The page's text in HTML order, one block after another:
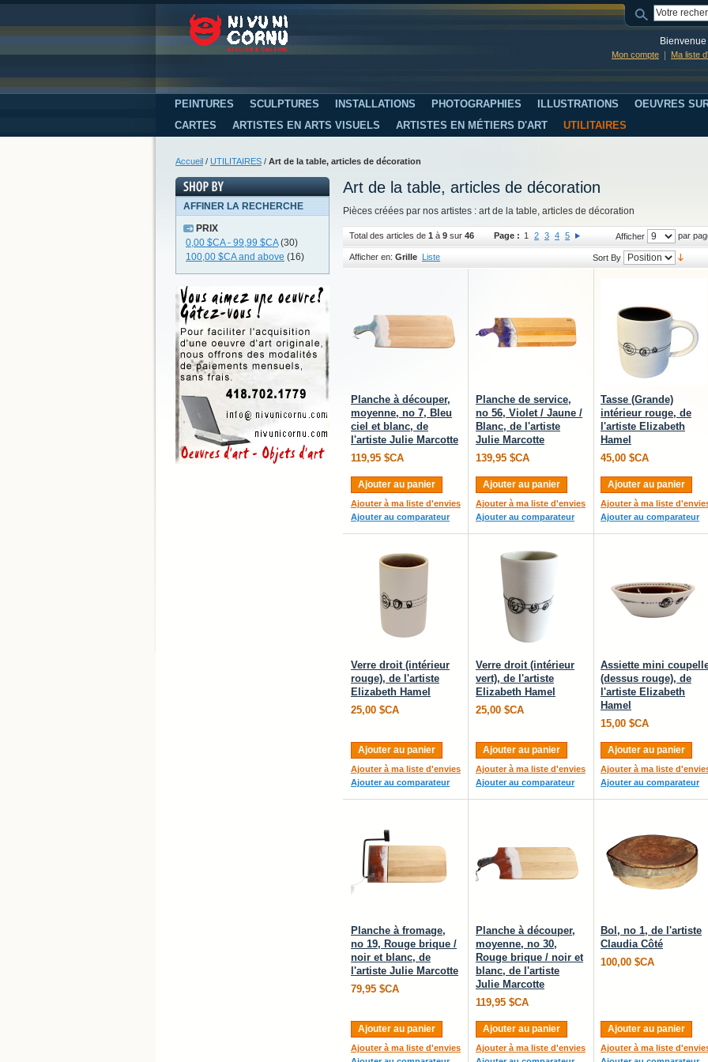
Mon compte Ma liste
PEINTURES SCULPTURES INSTALLATIONS PHOTOGRAPHIES ILLUSTRATIONS
OEUVRES
CARTES
ARTISTES EN ARTS VISUELS ARTISTES EN MÉTIERS D'ART UTILITAIRES
Accueil / UTILITAIRES / Art de la table, articles de décoration
Art de la table, articles de décoration
Pièces créées par nos artistes : art de la table, articles de décoration
Total des articles de 1 à 9 sur 46 Afficher par
Page : 1 2 3 4 5
Afficher en: Grille Liste Sort By
Planche à découper,
moyenne, no 7, Bleu
ciel et blanc, de
l'artiste Julie Marcotte
119,95 $CA
Ajouter au panier
Ajouter à ma liste d'envies
Ajouter au comparateur
Planche de service,
no 56, Violet / Jaune /
Blanc, de l'artiste
Julie Marcotte
139,95 $CA
Ajouter au panier
Ajouter à ma liste d'envies
Ajouter au comparateur
Tasse (Grande)
intérieur rouge, de
l'artiste Elizabeth
Hamel
45,00 $CA
Ajouter au panier
Ajouter à ma liste
Ajouter au comparateur
Verre droit (intérieur
rouge), de l'artiste
Elizabeth Hamel
25,00 $CA
Ajouter au panier
Ajouter à ma liste d'envies
Ajouter au comparateur
Verre droit (intérieur
vert), de l'artiste
Elizabeth Hamel
25,00 $CA
Ajouter au panier
Ajouter à ma liste d'envies
Ajouter au comparateur
Assiette mini
(dessus rouge), de
l'artiste Elizabeth
Hamel
15,00 $CA
Ajouter au panier
Ajouter à ma liste
Ajouter au comparateur
Planche à fromage,
no 19, Rouge brique /
noir et blanc, de
l'artiste Julie Marcotte
79,95 $CA
Ajouter au panier
Ajouter à ma liste d'envies
Planche à découper,
moyenne, no 30,
Rouge brique / noir et
blanc, de l'artiste
Julie Marcotte
119,95 $CA
Ajouter au panier
Ajouter à ma liste d'envies
Bol, no 1, de l'artiste
Claudia Côté
100,00 $CA
Ajouter au panier
Ajouter à ma liste
AFFINER LA RECHERCHE
PRIX
0,00 $CA- 99,99 $CA(30)
100,00 $CAand above (16)